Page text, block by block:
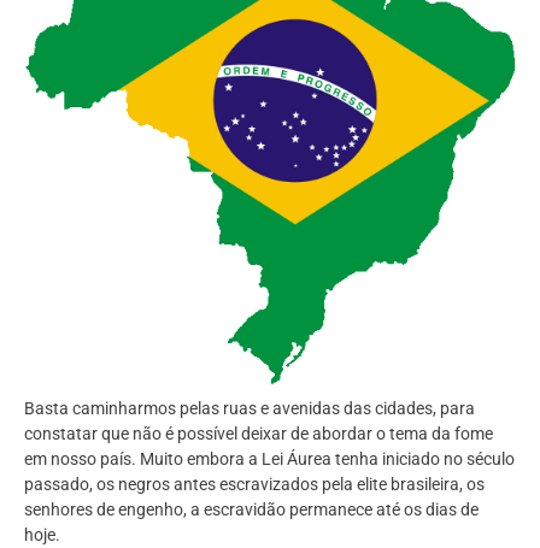
Basta caminharmos pelas ruas e avenidas das cidades, para
constatar que não é possível deixar de abordar o tema da fome
em nosso país. Muito embora a Lei Áurea tenha iniciado no século
passado, os negros antes escravizados pela elite brasileira, os
senhores de engenho, a escravidão permanece até os dias de
hoje.